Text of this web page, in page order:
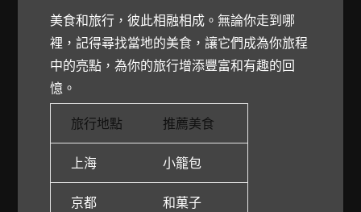
美食和旅行，彼此相融相成。無論你走到哪
裡，記得尋找當地的美食，讓它們成為你旅程
中的亮點，為你的旅行增添豐富和有趣的回
憶。
旅行地點 推薦美食
上海 小籠包
京都 和菓子